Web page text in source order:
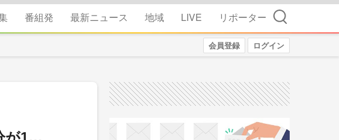
番組発 最新ニュース 地域 LIVE リポーター 検索
会員登録 ログイン